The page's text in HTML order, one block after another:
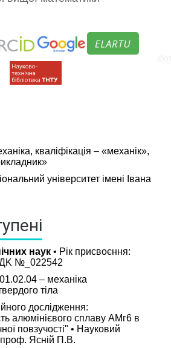
рекомендовані кафедрою та
і підтримка
за навчання
кваліфікація – «механік»,
університет імені Івана
наук • Рік присвоєння:
№_022542
– механіка
тіла
дослідження:
алюмінієвого сплаву АМг6 в
повзучості" • Науковий
проф. Ясній П.В.